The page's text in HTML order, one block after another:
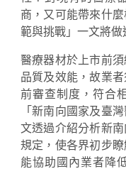
商，又可能帶來什
範與挑戰」一文將做
醫療器材於上市前
品質及效能，故業
前審查制度，符合
「新南向國家及臺
文透過介紹分析新
規定，使各界初步
能協助國內業者降